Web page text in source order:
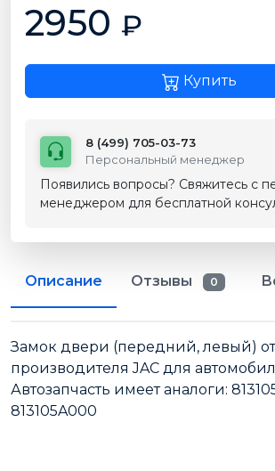
2950 ₽
Купить
8 (499) 705-03-73
Персональный менеджер
Появились вопросы? Свяжитесь с
менеджером для бесплатной
Описание Отзывы 0
Замок двери (передний, левый) от
производителя JAC для
Автозапчасть имеет аналоги:
813105A000